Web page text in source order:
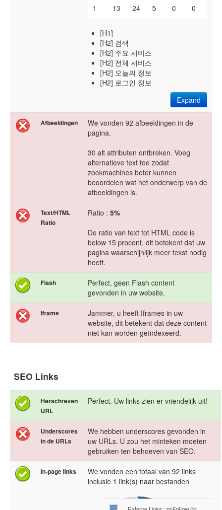
1 13 24 5 0 0
[H1]
[H2] 검색
[H2] 주요 서비스
[H2] 전체 서비스
[H2] 오늘의 정보
[H2] 로그인 정보
Expand
Afbeeldingen
We vonden 92 afbeeldingen in de
pagina.
30 alt attributen ontbreken. Voeg
alternatieve text toe zodat
zoekmachines beter kunnen
beoordelen wat het onderwerp van de
afbeeldingen is.
Text/HTML
Ratio
Ratio : 5%
De ratio van text tot HTML code is
below 15 procent, dit betekent dat uw
pagina waarschijnlijk meer tekst nodig
heeft.
Flash
Perfect, geen Flash content
gevonden in uw website.
Iframe
Jammer, u heeft Iframes in uw
website, dit betekent dat deze content
niet kan worden geïndexeerd.
SEO Links
Herschreven
URL
Perfect. Uw links zien er vriendelijk uit!
Underscores
in de URLs
We hebben underscores gevonden in
uw URLs. U zou het minteken moeten
gebruiken ten behoeven van SEO.
In-page links
We vonden een totaal van 92 links
inclusie 1 link(s) naar bestanden